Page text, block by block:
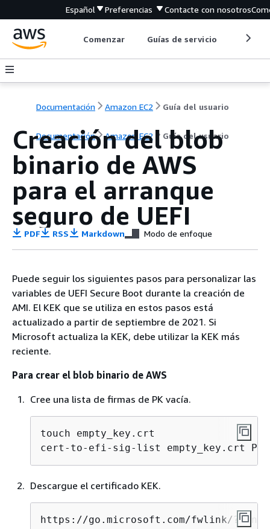
Español Preferencias Contacte con nosotros
Comenzar Guías de servicio
Documentación Amazon EC2 Guía del usuario
Documentación Amazon EC2 Guía del usuario
Creación del blob
binario de AWS
para el arranque
seguro de UEFI
PDF RSS Markdown Modo de enfoque
Puede seguir los siguientes pasos para personalizar las
variables de UEFI Secure Boot durante la creación de
AMI. El KEK que se utiliza en estos pasos está
actualizado a partir de septiembre de 2021. Si
Microsoft actualiza la KEK, debe utilizar la KEK más
reciente.
Para crear el blob binario de AWS
Cree una lista de firmas de PK vacía.
touch empty_key.crt
cert-to-efi-sig-list empty_key.crt
Descargue el certificado KEK.
https://go.microsoft.com/fwlink/